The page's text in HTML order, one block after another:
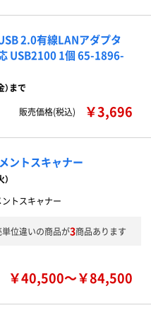
2.0有線LANアダプタ
USB2100 1個 65-1896-
）まで
販売価格(税込)
￥3,696
ントスキャナー
ントスキャナー
単位違いの商品が3商品あります
￥40,500～￥84,500